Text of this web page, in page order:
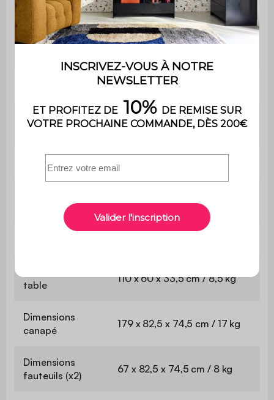
Poids max.
110kg par place
51,50 kg
Montage
Le montage est très simple,
une notice est fournie
Utilisation Extérieure
table
110 x 60 x 33,5 cm / 8,5 kg
Dimensions
canapé
179 x 82,5 x 74,5 cm / 17 kg
Dimensions
fauteuils (x2)
67 x 82,5 x 74,5 cm / 8 kg